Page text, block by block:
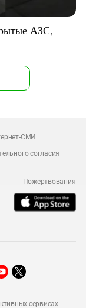
АЗС,
СМИ
согласия
Пожертвования
сервисах